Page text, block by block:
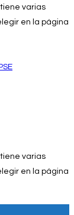
varias
en la página
varias
en la página